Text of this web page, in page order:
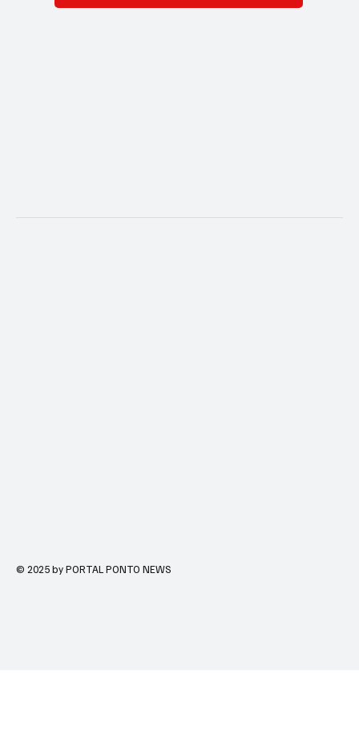
© 2025 by PORTAL PONTO NEWS